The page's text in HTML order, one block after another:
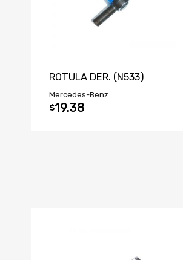
ROTULA DER. (N533)
Mercedes-Benz
$19.38